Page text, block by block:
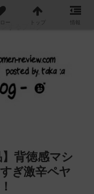
するブログ
背徳感マシ
ぎ激辛ペヤ
ロー トップ 情報